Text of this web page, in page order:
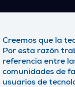
Creemos que la
Por esta razón
referencia entre
comunidades de
usuarios de